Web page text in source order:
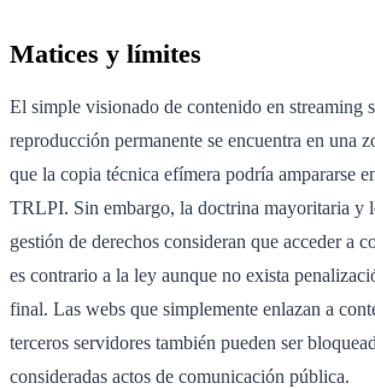
Matices y límites
El simple visionado de contenido en streaming
reproducción permanente se encuentra en una
que la copia técnica efímera podría ampararse
TRLPI. Sin embargo, la doctrina mayoritaria y
gestión de derechos consideran que acceder a
es contrario a la ley aunque no exista
final. Las webs que simplemente enlazan a
terceros servidores también pueden ser
consideradas actos de comunicación pública.